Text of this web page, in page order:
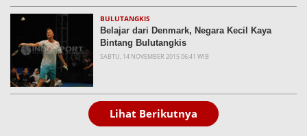
BULUTANGKIS
Belajar dari Denmark, Negara Kecil Kaya
Bintang Bulutangkis
SABTU, 14 NOVEMBER 2015 06:41 WIB
Lihat Berikutnya